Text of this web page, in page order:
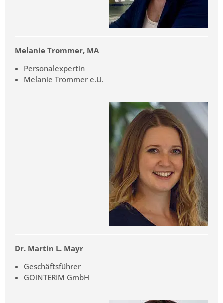
Melanie Trommer, MA
Personalexpertin
Melanie Trommer e.U.
Dr. Martin L. Mayr
Geschäftsführer
GOiNTERIM GmbH